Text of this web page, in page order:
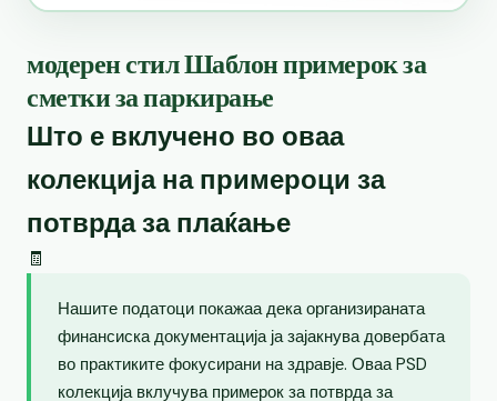
модерен стил Шаблон примерок за
сметки за паркирање
Што е вклучено во оваа
колекција на примероци за
потврда за плаќање
🧾
Нашите податоци покажаа дека организираната
финансиска документација ја зајакнува довербата
во практиките фокусирани на здравје. Оваа PSD
колекција вклучува примерок за потврда за